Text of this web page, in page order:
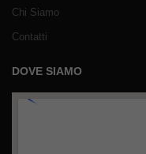
Chi Siamo
Contatti
DOVE SIAMO